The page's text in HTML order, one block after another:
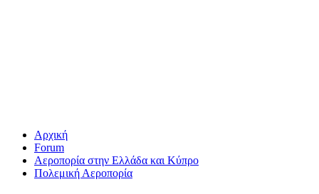
Αρχική
Forum
Αεροπορία στην Ελλάδα και Κύπρο
Πολεμική Αεροπορία